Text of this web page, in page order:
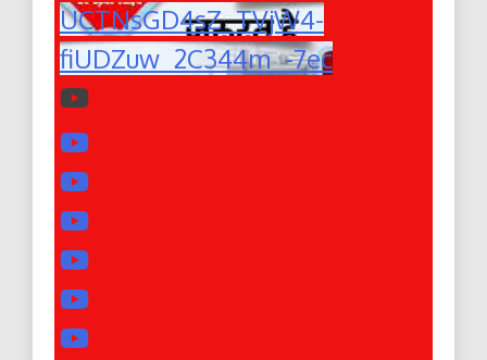
UCTNsGD4sZ_TVjW4-
fiUDZuw_2C344m_-7ec